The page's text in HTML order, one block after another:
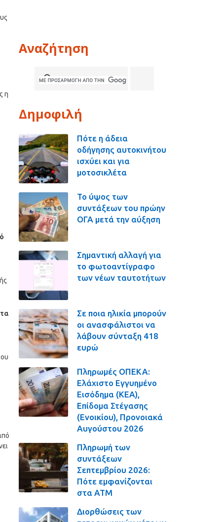
η
Αναζήτηση
Δημοφιλή
Πότε η άδεια
οδήγησης αυτοκινήτου
ισχύει και για
μοτοσικλέτα
Το ύψος των
συντάξεων του πρώην
ΟΓΑ μετά την αύξηση
Σημαντική αλλαγή για
το φωτοαντίγραφο
των νέων ταυτοτήτων
Σε ποια ηλικία μπορούν
οι ανασφάλιστοι να
λάβουν σύνταξη 418
ευρώ
Πληρωμές ΟΠΕΚΑ:
Ελάχιστο Εγγυημένο
Εισόδημα (ΚΕΑ),
Επίδομα Στέγασης
(Ενοικίου), Προνοιακά
Αυγούστου 2026
Πληρωμή των
συντάξεων
Σεπτεμβρίου 2026:
Πότε εμφανίζονται
στα ΑΤΜ
Διορθώσεις των